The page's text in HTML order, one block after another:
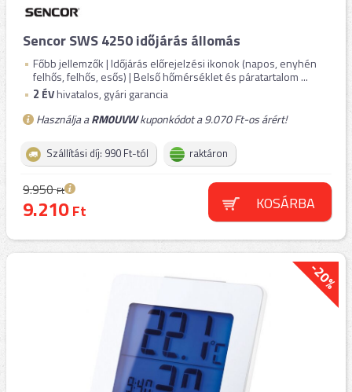
Sencor SWS 4250 időjárás állomás
Főbb jellemzők | Időjárás előrejelzési ikonok (napos, enyhén
felhős, felhős, esős) | Belső hőmérséklet és páratartalom ...
2 ÉVhivatalos, gyári garancia
Használja aRM0UVWkuponkódot a 9.070 Ft-os árért!
Szállítási díj: 990 Ft-tól raktáron
9.950Ft
9.210Ft KOSÁRBA
-20%